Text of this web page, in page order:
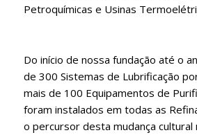
Petroquímicas e Usinas
Do início de nossa fundação até o
de 300 Sistemas de Lubrificação
mais de 100 Equipamentos de
foram instalados em todas as
o percursor desta mudança cultural